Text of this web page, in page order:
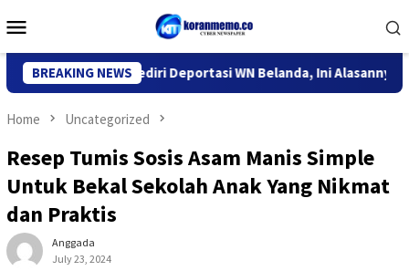
to
Menu
BREAKING NEWS
Imigrasi Kediri Deportasi WN Belanda, Ini Alasannya
Home Uncategorized
Resep Tumis Sosis Asam Manis Simple
Untuk Bekal Sekolah Anak Yang Nikmat
dan Praktis
Anggada
July 23, 2024